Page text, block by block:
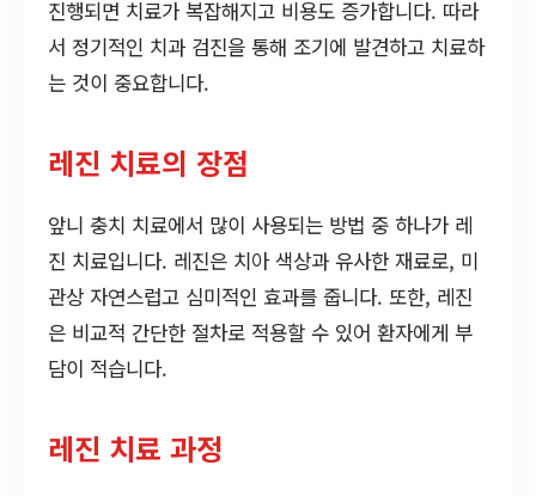
진행되면 치료가 복잡해지고 비용도 증가합니다. 따라
서 정기적인 치과 검진을 통해 조기에 발견하고 치료하
는 것이 중요합니다.
레진 치료의 장점
앞니 충치 치료에서 많이 사용되는 방법 중 하나가 레
진 치료입니다. 레진은 치아 색상과 유사한 재료로, 미
관상 자연스럽고 심미적인 효과를 줍니다. 또한, 레진
은 비교적 간단한 절차로 적용할 수 있어 환자에게 부
담이 적습니다.
레진 치료 과정